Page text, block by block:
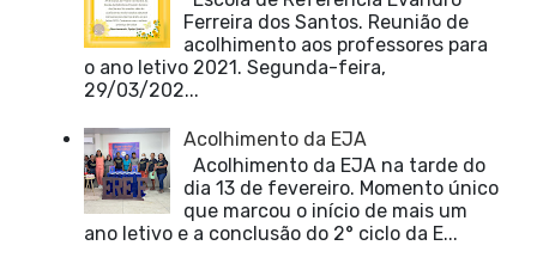
Ferreira dos Santos. Reunião de
acolhimento aos professores para
o ano letivo 2021. Segunda-feira,
29/03/202...
Acolhimento da EJA
Acolhimento da EJA na tarde do
dia 13 de fevereiro. Momento único
que marcou o início de mais um
ano letivo e a conclusão do 2° ciclo da E...